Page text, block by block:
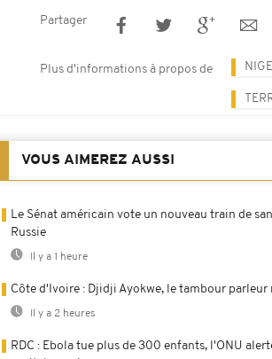
Partager
Plus d'informations à propos de
VOUS AIMEREZ AUSSI
Le Sénat américain vote un nouveau train de
Russie
Il y a 1 heure
Côte d'Ivoire : Djidji Ayokwe, le tambour
Il y a 2 heures
RDC : Ebola tue plus de 300 enfants, l'ONU